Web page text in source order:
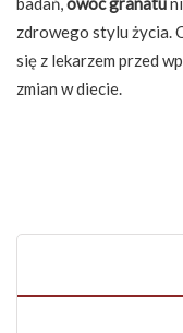
zdrowego stylu życia.
się z lekarzem przed
zmian w diecie.